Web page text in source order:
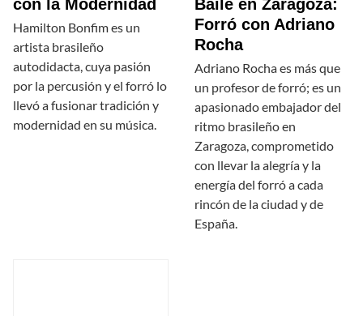
con la Modernidad
Hamilton Bonfim es un
artista brasileño
autodidacta, cuya pasión
por la percusión y el forró lo
llevó a fusionar tradición y
modernidad en su música.
Baile en Zaragoza:
Forró con Adriano
Rocha
Adriano Rocha es más que
un profesor de forró; es un
apasionado embajador del
ritmo brasileño en
Zaragoza, comprometido
con llevar la alegría y la
energía del forró a cada
rincón de la ciudad y de
España.